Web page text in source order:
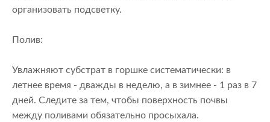
организовать подсветку.
Полив:
Увлажняют субстрат в горшке систематически: в
летнее время - дважды в неделю, а в зимнее - 1 раз в 7
дней. Следите за тем, чтобы поверхность почвы
между поливами обязательно просыхала.